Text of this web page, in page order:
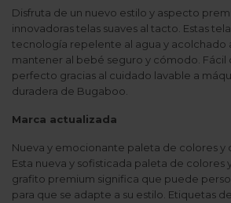
Disfruta de un nuevo estilo y aspecto
innovadoras telas suaves al tacto. Estas
tecnología repelente al agua y acolchado
mantener al bebé seguro y cómodo. Fácil
perfecto gracias al cuidado lavable a
duradera de Bugaboo.
Marca actualizada
Nueva y emocionante paleta de colores y
Esta nueva y sofisticada paleta de colores
grafito premium significa que puede
para que se adapte a su estilo. Etiquetas